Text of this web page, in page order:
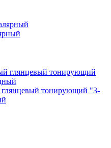
глянцевый тонирующий "3-